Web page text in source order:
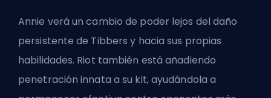
Annie verá un cambio de poder lejos del daño
persistente de Tibbers y hacia sus propias
habilidades. Riot también está añadiendo
penetración innata a su kit, ayudándola a